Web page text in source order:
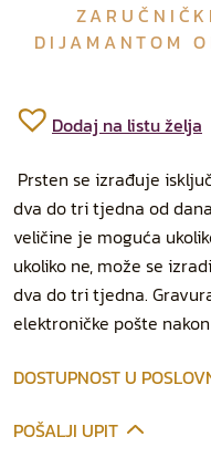
DIJAMANTOM
Dodaj na listu želja
Prsten se izrađuje
dva do tri tjedna od
veličine je moguća
ukoliko ne, može se
dva do tri tjedna.
elektroničke pošte
DOSTUPNOST U
POŠALJI UPIT